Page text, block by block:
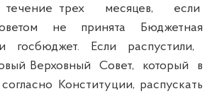
трех месяцев, если
не принята Бюджетная
госбюджет. Если распустили,
Верховный Совет, который в
Конституции, распускать